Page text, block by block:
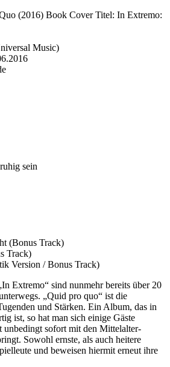
Titel: In Extremo:
Music)
sein
(Bonus Track)
Track)
Version / Bonus Track)
Extremo“ sind nunmehr bereits über 20
„Quid pro quo“ ist die
und Stärken. Ein Album, das in
ist, so hat man sich einige Gäste
unbedingt sofort mit den Mittelalter-
Sowohl ernste, als auch heitere
und beweisen hiermit erneut ihre